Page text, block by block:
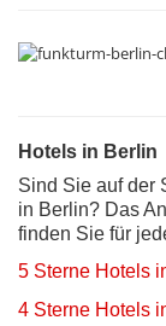
Hotels in Berlin
Sind Sie auf der
in Berlin? Das
finden Sie für
5 Sterne Hotels
4 Sterne Hotels